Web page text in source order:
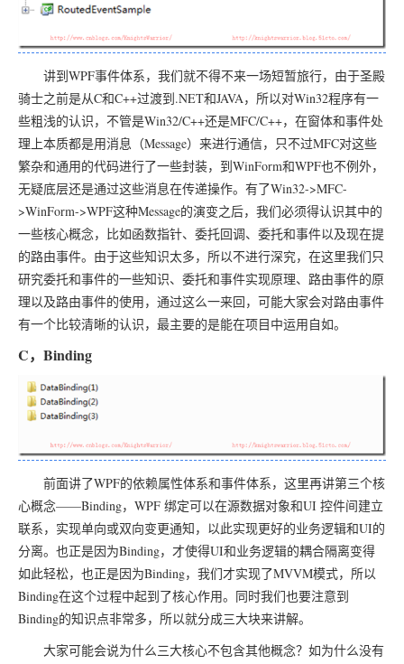
讲到WPF事件体系，我们就不得不来一场短暂旅行，由于圣殿
骑士之前是从C和C++过渡到.NET和JAVA，所以对Win32程序有一
些粗浅的认识，不管是Win32/C++还是MFC/C++，在窗体和事件处
理上本质都是用消息（Message）来进行通信，只不过MFC对这些
繁杂和通用的代码进行了一些封装，到WinForm和WPF也不例外，
无疑底层还是通过这些消息在传递操作。有了Win32->MFC-
>WinForm->WPF这种Message的演变之后，我们必须得认识其中的
一些核心概念，比如函数指针、委托回调、委托和事件以及现在提
的路由事件。由于这些知识太多，所以不进行深究，在这里我们只
研究委托和事件的一些知识、委托和事件实现原理、路由事件的原
理以及路由事件的使用，通过这么一来回，可能大家会对路由事件
有一个比较清晰的认识，最主要的是能在项目中运用自如。
C，Binding
前面讲了WPF的依赖属性体系和事件体系，这里再讲第三个核
心概念——Binding，WPF 绑定可以在源数据对象和UI 控件间建立
联系，实现单向或双向变更通知，以此实现更好的业务逻辑和UI的
分离。也正是因为Binding，才使得UI和业务逻辑的耦合隔离变得
如此轻松，也正是因为Binding，我们才实现了MVVM模式，所以
Binding在这个过程中起到了核心作用。同时我们也要注意到
Binding的知识点非常多，所以就分成三大块来讲解。
大家可能会说为什么三大核心不包含其他概念？如为什么没有